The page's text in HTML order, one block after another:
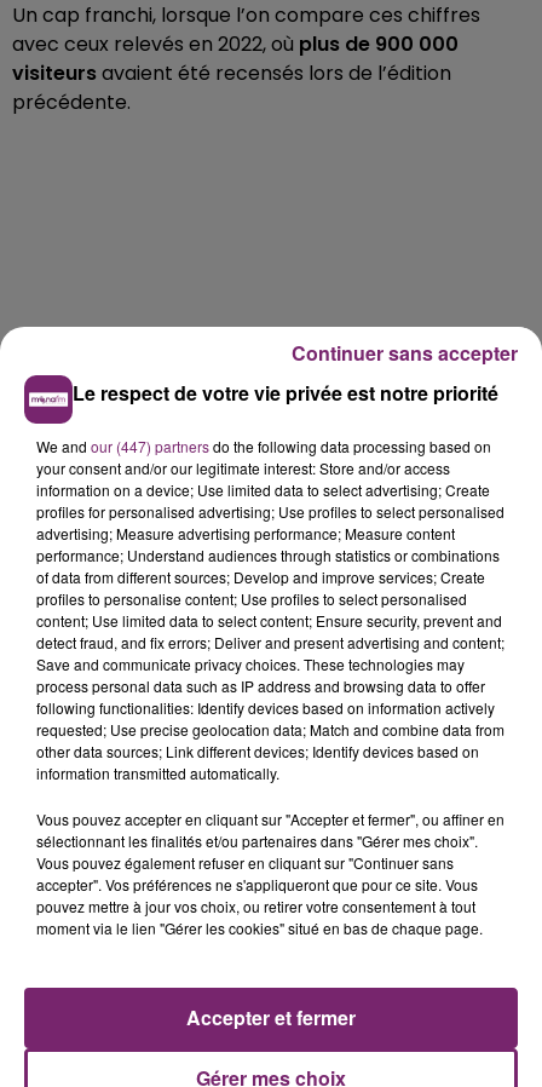
Un cap franchi, lorsque l’on compare ces chiffres
avec ceux relevés en 2022, où plus de 900 000
visiteursavaient été recensés lors de l’édition
précédente.
La Bulle - Guinguette éphémère
de Frelinghien !
éclipse solaire du 12 Août 2026
Le respect de votre vie privée est notre priorité
We and our (447) partnersdo the following data processing based on
your consent and/or our legitimate interest: Store and/or access
information on a device; Use limited data to select advertising; Create
profiles for personalised advertising; Use profiles to select personalised
advertising; Measure advertising performance; Measure content
performance; Understand audiences through statistics or combinations
of data from different sources; Develop and improve services; Create
profiles to personalise content; Use profiles to select personalised
content; Use limited data to select content; Ensure security, prevent and
detect fraud, and fix errors; Deliver and present advertising and content;
Save and communicate privacy choices. These technologies may
process personal data such as IP address and browsing data to offer
following functionalities: Identify devices based on information actively
requested; Use precise geolocation data; Match and combine data from
other data sources; Link different devices; Identify devices based on
information transmitted automatically.
Vous pouvez accepter en cliquant sur "Accepter et fermer", ou affiner en
sélectionnant les finalités et/ou partenaires dans "Gérer mes choix".
Vous pouvez également refuser en cliquant sur "Continuer sans
accepter". Vos préférences ne s'appliqueront que pour ce site. Vous
pouvez mettre à jour vos choix, ou retirer votre consentement à tout
moment via le lien "Gérer les cookies" situé en bas de chaque page.
Gérer mes choix
Accepter et fermer
Continuer sans accepter